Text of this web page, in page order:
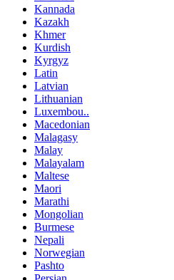
Kannada
Kazakh
Khmer
Kurdish
Kyrgyz
Latin
Latvian
Lithuanian
Luxembou..
Macedonian
Malagasy
Malay
Malayalam
Maltese
Maori
Marathi
Mongolian
Burmese
Nepali
Norwegian
Pashto